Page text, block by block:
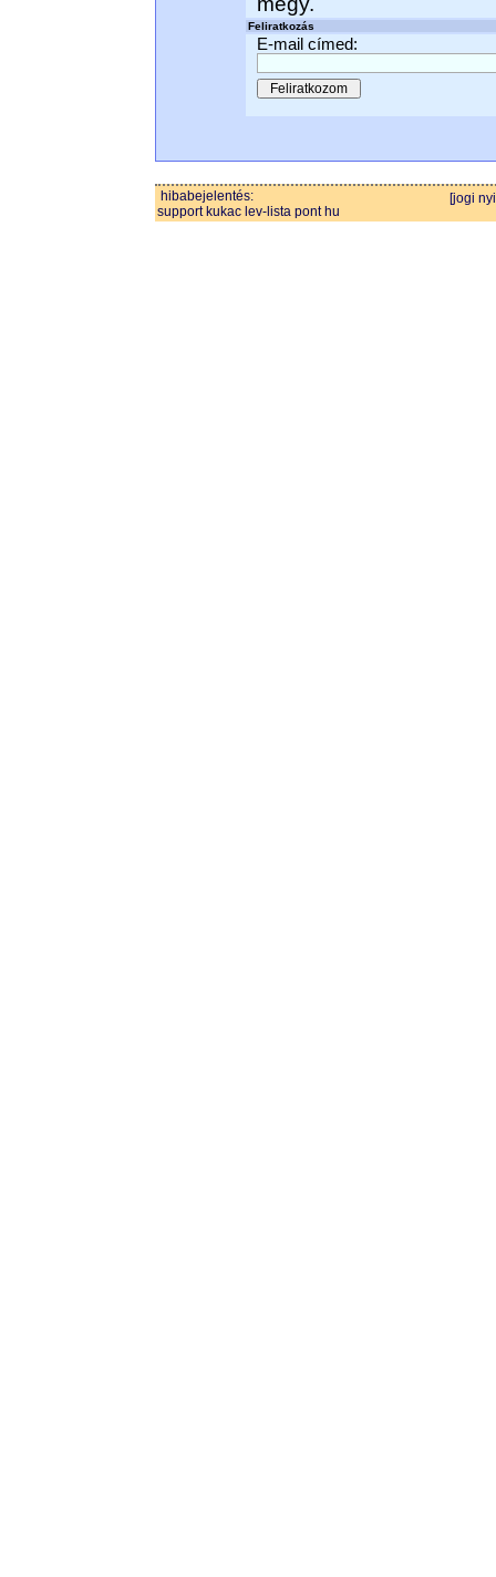
Feliratkozás
E-mail címed:
hibabejelentés:
support kukac lev-lista pont hu
[jogi